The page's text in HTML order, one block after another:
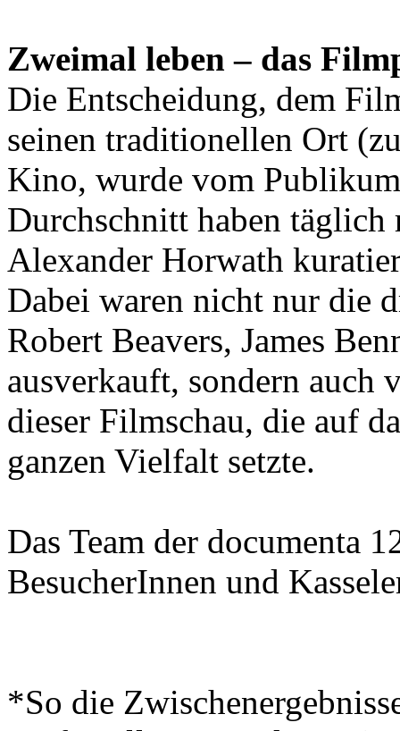
Zweimal leben – das
Die Entscheidung, dem
seinen traditionellen Ort
Kino, wurde vom
Durchschnitt haben täglich
Alexander Horwath
Dabei waren nicht nur die
Robert Beavers, James
ausverkauft, sondern auch
dieser Filmschau, die auf
ganzen Vielfalt setzte.
Das Team der documenta
BesucherInnen und
*So die